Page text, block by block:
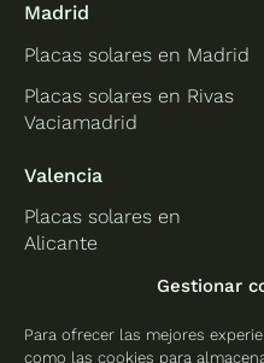
Gestionar
Para ofrecer las mejores
como las cookies para
Madrid
Placas solares en Madrid
Placas solares en Rivas
Vaciamadrid
Valencia
Placas solares en
Alicante
Placas solares en
Placas solares en